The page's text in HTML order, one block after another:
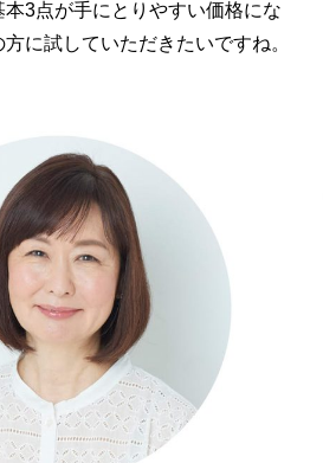
本3点が手にとりやすい価格にな
に試していただきたいですね。